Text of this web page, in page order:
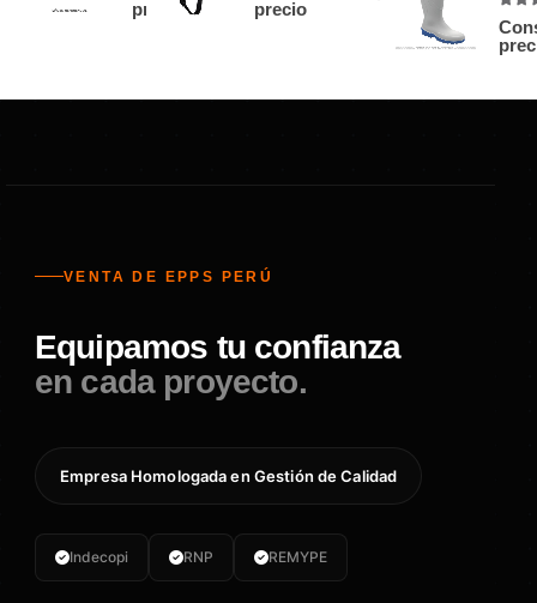
precio
precio
4.71
VENTA DE EPPS PERÚ
Equipamos tu confianza
en cada proyecto.
Empresa Homologada en Gestión de Calidad
Indecopi RNP REMYPE